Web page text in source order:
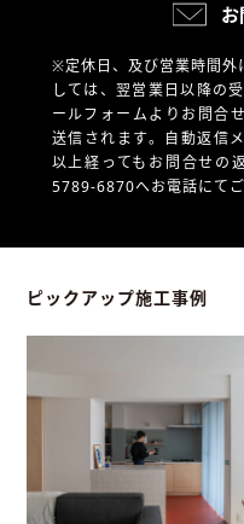
お
※定休日、及び営業時間外
しては、翌営業日以降の
ールフォームよりお問合
送信されます。自動返信
以上経ってもお問合せの
5789-6870へお電話にてご
ピックアップ施工事例